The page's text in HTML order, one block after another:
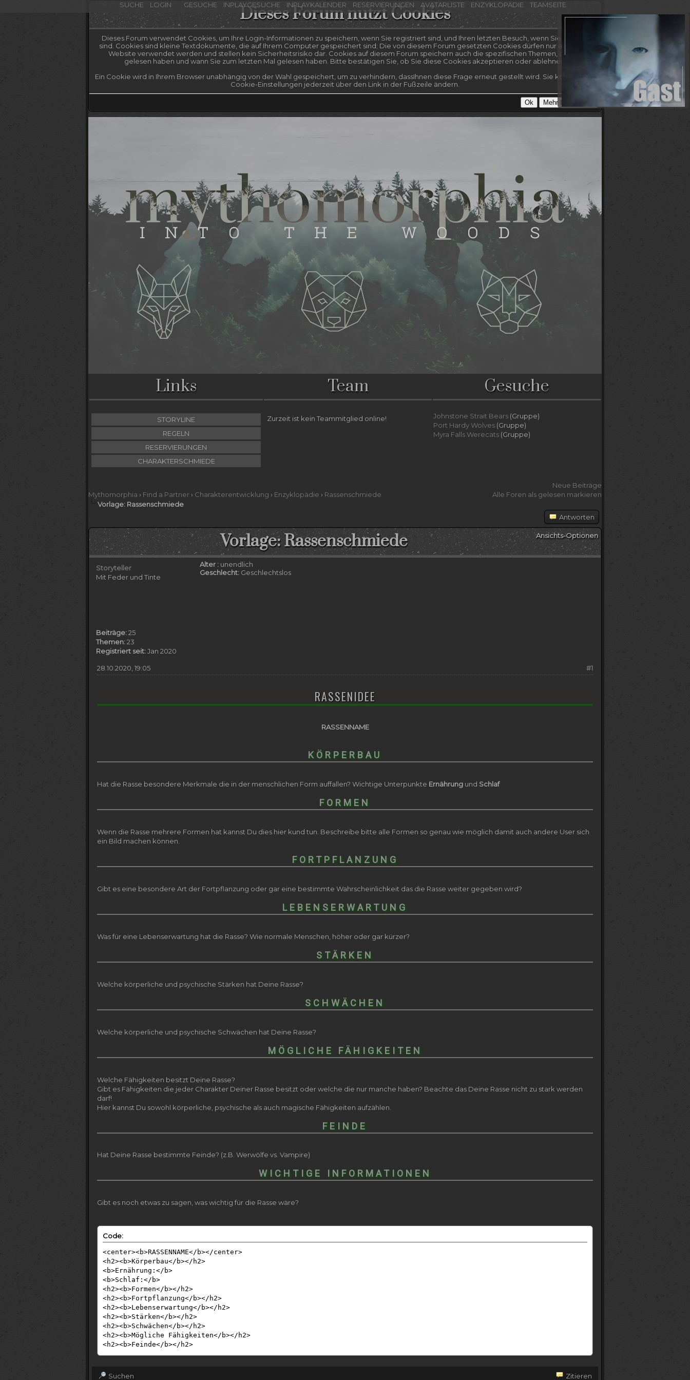
SUCHE LOGIN GESUCHE INPLAYGESUCHE INPLAYKALENDER RESERVIERUNGEN AVATARLISTE ENZYKLOPÄDIE TEAMSEITE
Dieses Forum nutzt Cookies
Dieses Forum verwendet Cookies, um Ihre Login-Informationen zu speichern, wenn Sie registriert sind, und Ihren letzten Besuch, wenn Sie es nicht
sind. Cookies sind kleine Textdokumente, die auf Ihrem Computer gespeichert sind; Die von diesem Forum gesetzten Cookies dürfen nur auf dieser
Website verwendet werden und stellen kein Sicherheitsrisiko dar. Cookies auf diesem Forum speichern auch die spezifischen Themen, die Sie
gelesen haben und wann Sie zum letzten Mal gelesen haben. Bitte bestätigen Sie, ob Sie diese Cookies akzeptieren oder ablehnen.
Ein Cookie wird in Ihrem Browser unabhängig von der Wahl gespeichert, um zu verhindern, dassIhnen diese Frage erneut gestellt wird. Sie können Ihre
Cookie-Einstellungen jederzeit über den Link in der Fußzeile ändern.
Links Team Gesuche
STORYLINE
REGELN
RESERVIERUNGEN
CHARAKTERSCHMIEDE
Zurzeit ist kein Teammitglied online! Johnstone Strait Bears (Gruppe)
Port Hardy Wolves (Gruppe)
Myra Falls Werecats (Gruppe)
Neue Beiträge
Alle Foren als gelesen markieren
Mythomorphia › Find a Partner › Charakterentwicklung › Enzyklopädie › Rassenschmiede
Vorlage: Rassenschmiede
Antworten
Ansichts-Optionen
Vorlage: Rassenschmiede
Storyteller
Mit Feder und Tinte
Beiträge:25
Themen:23
Registriert seit:Jan 2020
Alter : unendlich
Geschlecht: Geschlechtslos
#1
28.10.2020, 19:05
RASSENIDEE
RASSENNAME
KÖRPERBAU
Hat die Rasse besondere Merkmale die in der menschlichen Form auffallen? Wichtige Unterpunkte Ernährung und Schlaf
FORMEN
Wenn die Rasse mehrere Formen hat kannst Du dies hier kund tun. Beschreibe bitte alle Formen so genau wie möglich damit auch andere User sich
ein Bild machen können.
FORTPFLANZUNG
Gibt es eine besondere Art der Fortpflanzung oder gar eine bestimmte Wahrscheinlichkeit das die Rasse weiter gegeben wird?
LEBENSERWARTUNG
Was für eine Lebenserwartung hat die Rasse? Wie normale Menschen, höher oder gar kürzer?
STÄRKEN
Welche körperliche und psychische Stärken hat Deine Rasse?
SCHWÄCHEN
Welche körperliche und psychische Schwächen hat Deine Rasse?
MÖGLICHE FÄHIGKEITEN
Welche Fähigkeiten besitzt Deine Rasse?
Gibt es Fähigkeiten die jeder Charakter Deiner Rasse besitzt oder welche die nur manche haben? Beachte das Deine Rasse nicht zu stark werden
darf!
Hier kannst Du sowohl körperliche, psychische als auch magische Fähigkeiten aufzählen.
FEINDE
Hat Deine Rasse bestimmte Feinde? (z.B. Werwölfe vs. Vampire)
WICHTIGE INFORMATIONEN
Gibt es noch etwas zu sagen, was wichtig für die Rasse wäre?
Code:
<center><b>RASSENNAME</b></center>
<h2><b>Körperbau</b></h2>
<b>Ernährung:</b>
<b>Schlaf:</b>
<h2><b>Formen</b></h2>
<h2><b>Fortpflanzung</b></h2>
<h2><b>Lebenserwartung</b></h2>
<h2><b>Stärken</b></h2>
<h2><b>Schwächen</b></h2>
<h2><b>Mögliche Fähigkeiten</b></h2>
<h2><b>Feinde</b></h2>
<h2><b>Wichtige Informationen</b></h2>
Suchen Zitieren